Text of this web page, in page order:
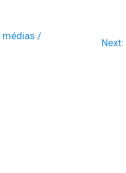
médias /
Next: